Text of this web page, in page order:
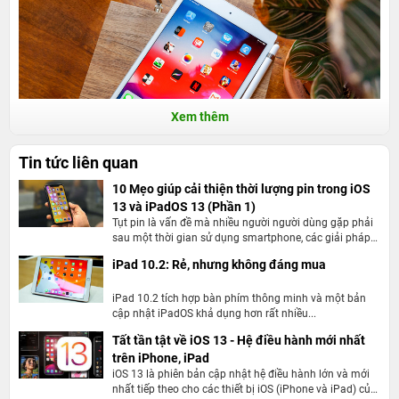
Thiết kế cổ điển, mang đậm dấu ấn của những
chiếc iPad thời kì khai sinh
Từ chiếc iPad Mini đầu tiên ra mắt vào năm 2012 cho
đến iPad Mini 5 Wifi Cellular 2019 này, Apple luôn giữ
một công thức thiết kế với kiểu dáng điển hình. Chất liệu
nhôm nguyên khối kết hợp mặt kính cường lực phía
trước sẽ đi theo khung viền dày dặn. Nhưng công bằng
mà nói, một chiếc máy tính bảng với kích thước 203.2 x
134.8 x 6.1mm thì việc cho ra phần viền mỏng là điều
Xem thêm
Tin tức liên quan
10 Mẹo giúp cải thiện thời lượng pin trong iOS
13 và iPadOS 13 (Phần 1)
Tụt pin là vấn đề mà nhiều người người dùng gặp phải
sau một thời gian sử dụng smartphone, các giải pháp
thoại tối ưu nhất.
iPad 10.2: Rẻ, nhưng không đáng mua
iPad 10.2 tích hợp bàn phím thông minh và một bản
cập nhật iPadOS khả dụng hơn rất nhiều...
Tất tần tật về iOS 13 - Hệ điều hành mới nhất
trên iPhone, iPad
iOS 13 là phiên bản cập nhật hệ điều hành lớn và mới
nhất tiếp theo cho các thiết bị iOS (iPhone và iPad) của